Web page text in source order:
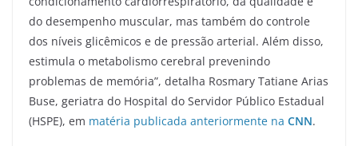
do desempenho muscular, mas também do controle
dos níveis glicêmicos e de pressão arterial. Além disso,
estimula o metabolismo cerebral prevenindo
problemas de memória”, detalha Rosmary Tatiane Arias
Buse, geriatra do Hospital do Servidor Público Estadual
(HSPE), em matéria publicada anteriormente na CNN.